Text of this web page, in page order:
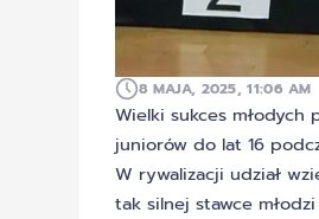
8 MAJA, 2025, 11:06 AM
Wielki sukces młodych
juniorów do lat 16
W rywalizacji udział
tak silnej stawce